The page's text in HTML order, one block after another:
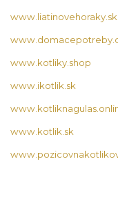
www.liatinovehoraky.sk
www.kotliky.shop
www.ikotlik.sk
www.kotlik.sk